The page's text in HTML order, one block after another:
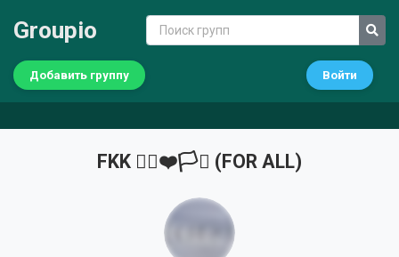
Groupio
Добавить группу Войти
FKK 🏳️‍🌈❤️🏳️‍⚧️ (FOR ALL)